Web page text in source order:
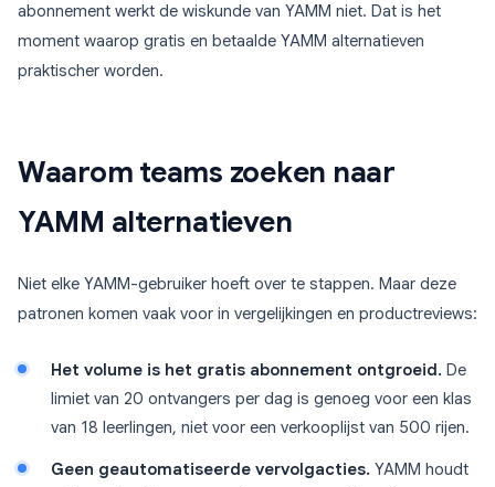
abonnement werkt de wiskunde van YAMM niet. Dat is het
moment waarop gratis en betaalde YAMM alternatieven
praktischer worden.
Waarom teams zoeken naar
YAMM alternatieven
Niet elke YAMM-gebruiker hoeft over te stappen. Maar deze
patronen komen vaak voor in vergelijkingen en productreviews:
Het volume is het gratis abonnement ontgroeid. De
limiet van 20 ontvangers per dag is genoeg voor een klas
van 18 leerlingen, niet voor een verkooplijst van 500 rijen.
Geen geautomatiseerde vervolgacties. YAMM houdt